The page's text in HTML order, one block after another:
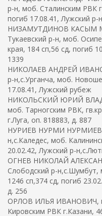
р-н, моб. Сталинским РВК
погиб 17.08.41, Лужский р-
НИЗАМУТДИНОВ КАСЫМ
Тукаевский р-н, моб.
края, 184 сп,56 сд, погиб
1339
НИКОЛАЕВ АНДРЕЙ
р-н,с.Урганча, моб.
17.08.41, Лужский рубеж
НИКОЛЬСКИЙ ЮРИЙ
моб. Тарногским РВК,
г.Луга, оп. 818883, д. 887
НУРИЕВ НУРМИ
н,с.Каледес, моб.
20.02.42, Лужский р-
ОГНЕВ НИКОЛАЙ
Слободский р-
1246 сп,374 сд, погиб
д. 256
ОРЛОВ ИЛЬЯ ИВАНОВИЧ,
Кировским РВК г.Казани,